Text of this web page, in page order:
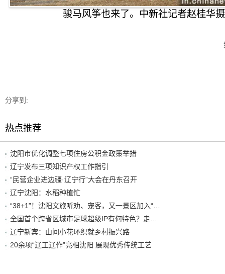
骏马风筝也来了。中新社记者赵桂华摄
分享到:
热点推荐
沈阳市优化调整七项住房公积金政策举措
辽宁发布三项知识产权工作指引
“民营企业进边疆·辽宁行”大会在丹东召开
辽宁沈阳：水稻种植忙
“38+1”！沈阳文旅听劝、宠客，又一景区加入“东北超”优惠名单！
全国首个跨省区城市足球超级IP有何特色？走进沈阳现场去看看
辽宁新宾：山间小花环织就乡村振兴路
20余项“辽工辽作”亮相沈阳 展现优秀传统工艺